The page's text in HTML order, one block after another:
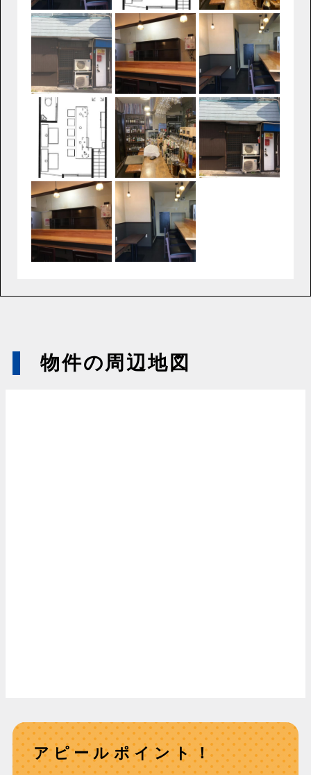
物件の周辺地図
アピールポイント！